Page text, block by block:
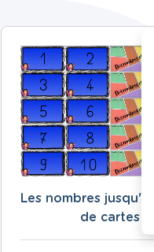
Les nombres jusqu'à
de cartes